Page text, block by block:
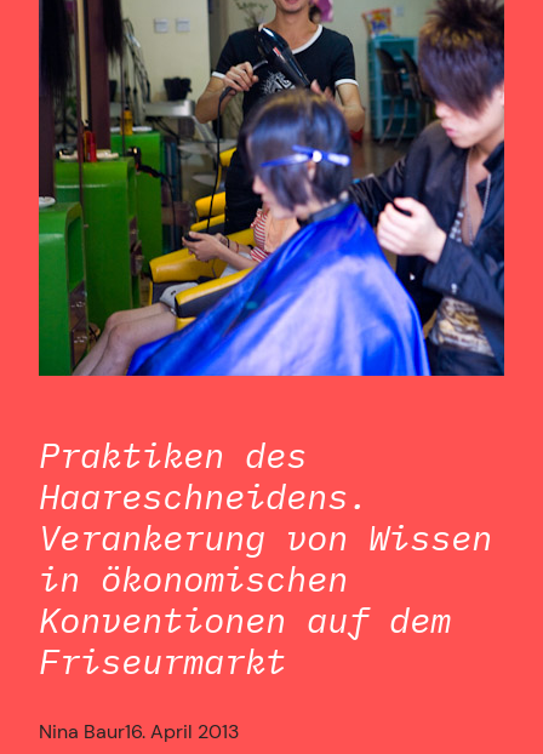
Praktiken des
Haareschneidens.
Verankerung von Wissen
in ökonomischen
Konventionen auf dem
Friseurmarkt
Nina Baur16. April 2013